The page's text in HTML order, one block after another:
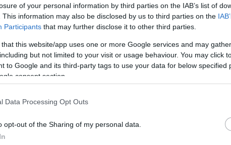
of your personal information by third parties on the IAB’s list of
This information may also be disclosed by us to third parties on the
Participants that may further disclose it to other third parties.
that this website/app uses one or more Google services and may
but not limited to your visit or usage behaviour. You may click
to Google and its third-party tags to use your data for below specified
consent section.
Data Processing Opt Outs
opt-out of the Sharing of my personal data.
crecimiento disminuye, el aumento medio de la
cm y el peso corporal de unos 2,5 kg. Puede
a los padres. El tejido adiposo es menos
musculoso. Con la adopción de una posición
aparece la lordosis -el ahuecamiento de la columna
y a los 20 ya corre y anda. A los 24 meses se
objetos ni al peligro, y requiere una supervisión